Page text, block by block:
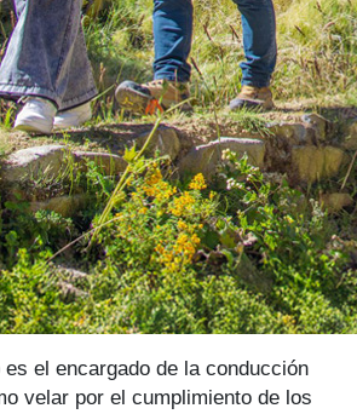
el encargado de la conducción
velar por el cumplimiento de los